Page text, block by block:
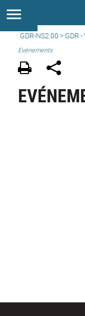
GDR-NS2.00 > GDR
Evénements